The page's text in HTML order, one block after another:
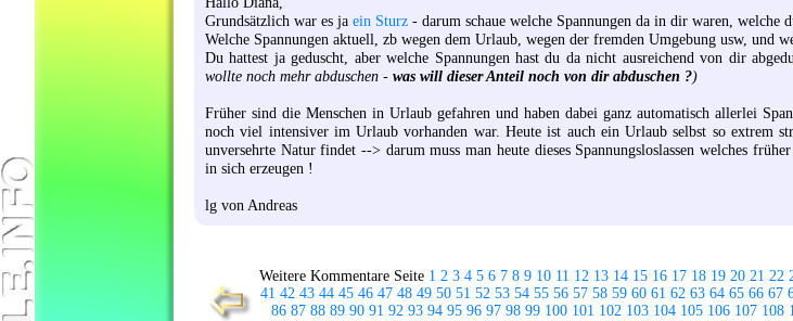
Grundsätzlich war es ja ein Sturz - darum schaue welche Spannungen da in dir waren, welche
Welche Spannungen aktuell, zb wegen dem Urlaub, wegen der fremden Umgebung usw, und
Du hattest ja geduscht, aber welche Spannungen hast du da nicht ausreichend von dir
wollte noch mehr abduschen - was will dieser Anteil noch von dir abduschen ?)
Früher sind die Menschen in Urlaub gefahren und haben dabei ganz automatisch allerlei
noch viel intensiver im Urlaub vorhanden war. Heute ist auch ein Urlaub selbst so extrem
unversehrte Natur findet --> darum muss man heute dieses Spannungsloslassen welches
in sich erzeugen !
lg von Andreas
Weitere Kommentare Seite 1 2 3 4 5 6 7 8 9 10 11 12 13 14 15 16 17 18 19 20 21 22
41 42 43 44 45 46 47 48 49 50 51 52 53 54 55 56 57 58 59 60 61 62 63 64 65 66 67
86 87 88 89 90 91 92 93 94 95 96 97 98 99 100 101 102 103 104 105 106 107 108